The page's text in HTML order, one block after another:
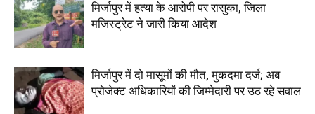
मिर्जापुर में हत्या के आरोपी पर रासुका, जिला
मजिस्ट्रेट ने जारी किया आदेश
मिर्जापुर में दो मासूमों की मौत, मुकदमा दर्ज; अब
प्रोजेक्ट अधिकारियों की जिम्मेदारी पर उठ रहे सवाल